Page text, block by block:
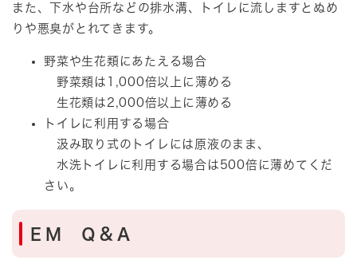
また、下水や台所などの排水溝、トイレに流しますとぬめ
りや悪臭がとれてきます。
野菜や生花類にあたえる場合
野菜類は1,000倍以上に薄める
生花類は2,000倍以上に薄める
トイレに利用する場合
汲み取り式のトイレには原液のまま、
水洗トイレに利用する場合は500倍に薄めてくだ
さい。
ＥＭ Ｑ＆Ａ